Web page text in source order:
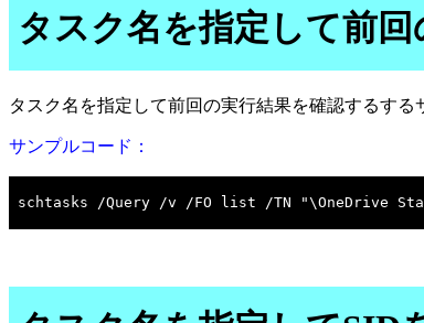
タスク名を指定して前
タスク名を指定して前回の実行結果を確認するする
サンプルコード：